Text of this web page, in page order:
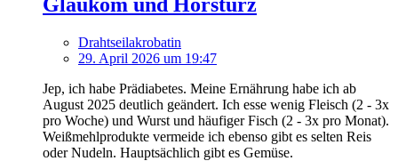
Drahtseilakrobatin
29. April 2026 um 19:47
Jep, ich habe Prädiabetes. Meine Ernährung habe ich ab
August 2025 deutlich geändert. Ich esse wenig Fleisch (2 - 3x
pro Woche) und Wurst und häufiger Fisch (2 - 3x pro Monat).
Weißmehlprodukte vermeide ich ebenso gibt es selten Reis
oder Nudeln. Hauptsächlich gibt es Gemüse.